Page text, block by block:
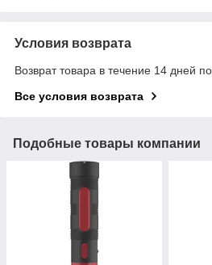
Условия возврата
Возврат товара в течение 14 дней
Все условия возврата
Подобные товары компании